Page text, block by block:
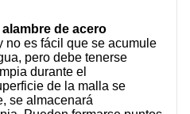
alambre de acero
no es fácil que se acumule
pero debe tenerse
durante el
de la malla se
se almacenará